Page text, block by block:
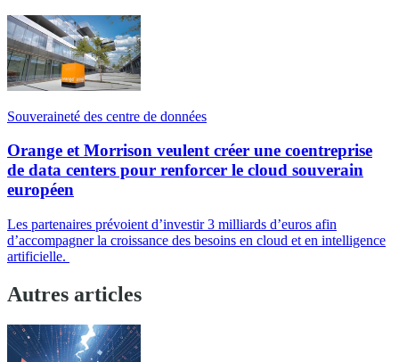
Souveraineté des centre de données
Orange et Morrison veulent créer une coentreprise
de data centers pour renforcer le cloud souverain
européen
Les partenaires prévoient d’investir 3 milliards d’euros afin
d’accompagner la croissance des besoins en cloud et en intelligence
artificielle.
Autres articles